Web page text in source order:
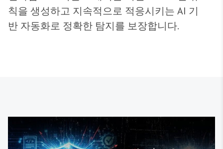
칙을 생성하고 지속적으로 적응시키는 AI 기
반 자동화로 정확한 탐지를 보장합니다.